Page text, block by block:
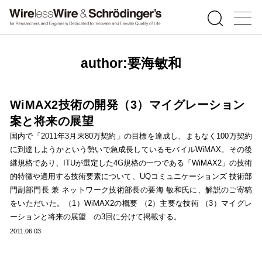
author:要海敏和
WiMAX2技術の開発（3）マイグレーション
案と将来の展望
国内で「2011年3月末80万契約」の目標を達成し、まもなく100万契約
に到達しようかという勢いで急成長しているモバイルWiMAX。その後
継規格であり、ITUが選定した4G規格の一つである「WiMAX2」の技術
的特徴や適用する技術要素について、UQコミュニケーションズ 技術部
門副部門長 兼 ネットワーク技術部長の要海 敏和氏に、解説のご寄稿
をいただいた。（1）WiMAX2の概要 （2）主要な技術 （3）マイグレ
ーションと将来の展望 の3回に分けて掲載する。
2011.06.03